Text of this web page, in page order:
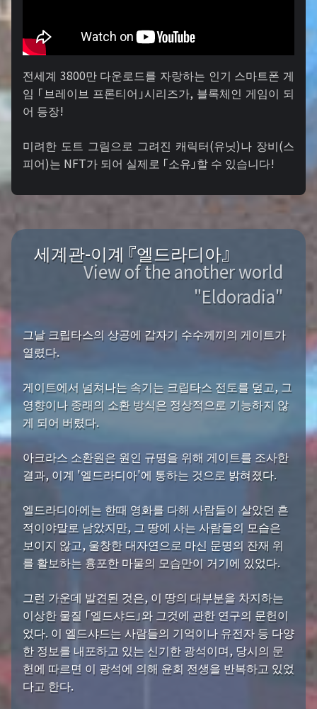
전세계 3800만 다운로드를 자랑하는 인기 스마트폰 게
임 「브레이브 프론티어」시리즈가, 블록체인 게임이 되
어 등장!
미려한 도트 그림으로 그려진 캐릭터(유닛)나 장비(스
피어)는 NFT가 되어 실제로 「소유」할 수 있습니다!
세계관-이계 『엘드라디아』
View of the another world
"Eldoradia"
그날 크립타스의 상공에 갑자기 수수께끼의 게이트가
열렸다.
게이트에서 넘쳐나는 속기는 크립타스 전토를 덮고, 그
영향이나 종래의 소환 방식은 정상적으로 기능하지 않
게 되어 버렸다.
아크라스 소환원은 원인 규명을 위해 게이트를 조사한
결과, 이계 '엘드라디아'에 통하는 것으로 밝혀졌다.
엘드라디아에는 한때 영화를 다해 사람들이 살았던 흔
적이야말로 남았지만, 그 땅에 사는 사람들의 모습은
보이지 않고, 울창한 대자연으로 마신 문명의 잔재 위
를 활보하는 흉포한 마물의 모습만이 거기에 있었다.
그런 가운데 발견된 것은, 이 땅의 대부분을 차지하는
이상한 물질 「엘드샤드」와 그것에 관한 연구의 문헌이
었다. 이 엘드샤드는 사람들의 기억이나 유전자 등 다양
한 정보를 내포하고 있는 신기한 광석이며, 당시의 문
헌에 따르면 이 광석에 의해 윤회 전생을 반복하고 있었
다고 한다.